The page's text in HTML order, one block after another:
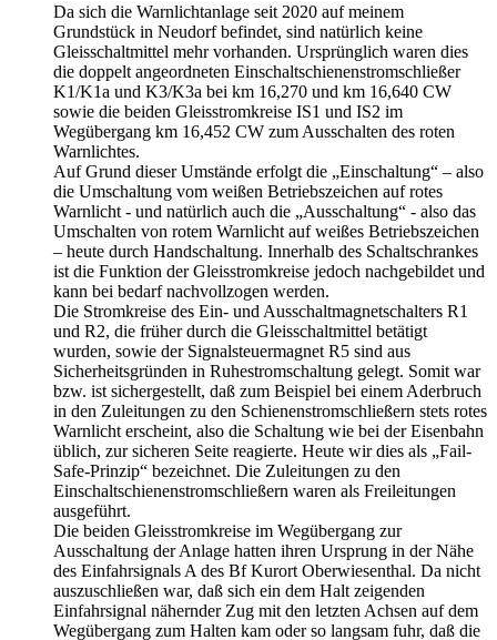
Da sich die Warnlichtanlage seit 2020 auf meinem
Grundstück in Neudorf befindet, sind natürlich keine
Gleisschaltmittel mehr vorhanden. Ursprünglich waren dies
die doppelt angeordneten Einschaltschienenstromschließer
K1/K1a und K3/K3a bei km 16,270 und km 16,640 CW
sowie die beiden Gleisstromkreise IS1 und IS2 im
Wegübergang km 16,452 CW zum Ausschalten des roten
Warnlichtes.
Auf Grund dieser Umstände erfolgt die „Einschaltung“ – also
die Umschaltung vom weißen Betriebszeichen auf rotes
Warnlicht - und natürlich auch die „Ausschaltung“ - also das
Umschalten von rotem Warnlicht auf weißes Betriebszeichen
– heute durch Handschaltung. Innerhalb des Schaltschrankes
ist die Funktion der Gleisstromkreise jedoch nachgebildet und
kann bei bedarf nachvollzogen werden.
Die Stromkreise des Ein- und Ausschaltmagnetschalters R1
und R2, die früher durch die Gleisschaltmittel betätigt
wurden, sowie der Signalsteuermagnet R5 sind aus
Sicherheitsgründen in Ruhestromschaltung gelegt. Somit war
bzw. ist sichergestellt, daß zum Beispiel bei einem Aderbruch
in den Zuleitungen zu den Schienenstromschließern stets rotes
Warnlicht erscheint, also die Schaltung wie bei der Eisenbahn
üblich, zur sicheren Seite reagierte. Heute wir dies als „Fail-
Safe-Prinzip“ bezeichnet. Die Zuleitungen zu den
Einschaltschienenstromschließern waren als Freileitungen
ausgeführt.
Die beiden Gleisstromkreise im Wegübergang zur
Ausschaltung der Anlage hatten ihren Ursprung in der Nähe
des Einfahrsignals A des Bf Kurort Oberwiesenthal. Da nicht
auszuschließen war, daß sich ein dem Halt zeigenden
Einfahrsignal nähernder Zug mit den letzten Achsen auf dem
Wegübergang zum Halten kam oder so langsam fuhr, daß die